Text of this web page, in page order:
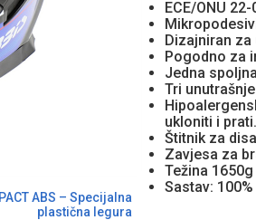
ABS – Specijalna
plastična legura
ECE/ONU
Dizajniran za
Pogodno za
Jedna
Tri
ukloniti i prati.
Štitnik za
Zavjesa za
Težina
Sastav: